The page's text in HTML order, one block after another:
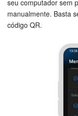
seu computador sem
manualmente. Basta
código QR.